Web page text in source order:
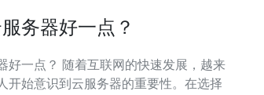
务器好一点？
网的快速发展，越来
开始意识到云服务器的重要性。在选择